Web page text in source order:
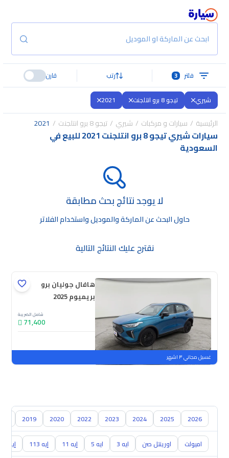
ابحث عن الماركة او الموديل
فلتر 3 رتب قارن
شيري تيجو 8 برو انتلجنت 2021
الرئيسية سيارات و مركبات شيري تيجو 8 برو انتلجنت 2021
سيارات شيري تيجو 8 برو انتلجنت 2021 للبيع في
السعودية
لا يوجد نتائج بحث مطابقة
حاول البحث عن الماركة والموديل واستخدام الفلاتر
نقترح عليك النتائج التالية
هافال جوليان برو
بريميوم 2025
شامل الضريبة
71,400
جديدة
ملوحة
غسيل مجاني ٣ اشهر
2026
2025
2024
2023
2022
2020
2019
اميولت اورينتل صن ايه 3 ايه 5 إيه 11 إيه 113 إيه 213